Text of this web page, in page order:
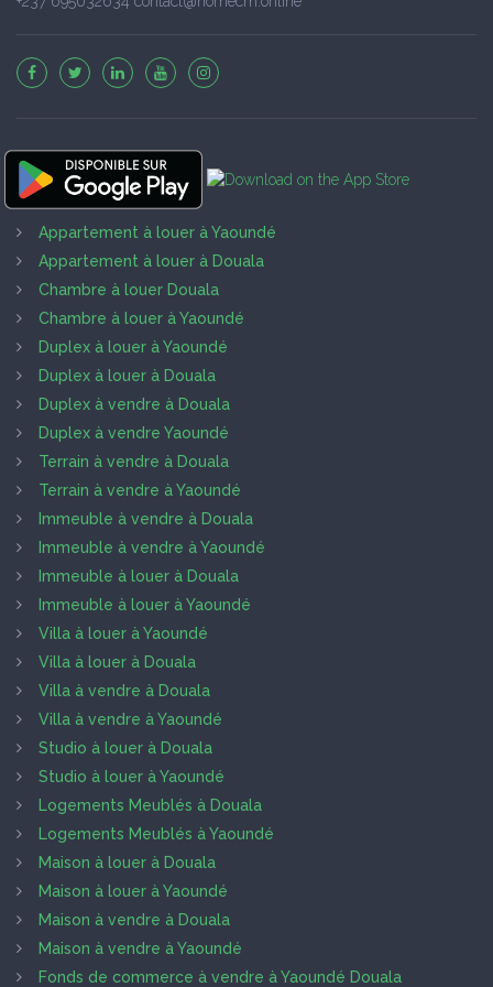
Appartement à louer à Yaoundé
Appartement à louer à Douala
Chambre à louer Douala
Chambre à louer à Yaoundé
Duplex à louer à Yaoundé
Duplex à louer à Douala
Duplex à vendre à Douala
Duplex à vendre Yaoundé
Terrain à vendre à Douala
Terrain à vendre à Yaoundé
Immeuble à vendre à Douala
Immeuble à vendre à Yaoundé
Immeuble à louer à Douala
Immeuble à louer à Yaoundé
Villa à louer à Yaoundé
Villa à louer à Douala
Villa à vendre à Douala
Villa à vendre à Yaoundé
Studio à louer à Douala
Studio à louer à Yaoundé
Logements Meublés à Douala
Logements Meublés à Yaoundé
Maison à louer à Douala
Maison à louer à Yaoundé
Maison à vendre à Douala
Maison à vendre à Yaoundé
Fonds de commerce à vendre à Yaoundé Douala